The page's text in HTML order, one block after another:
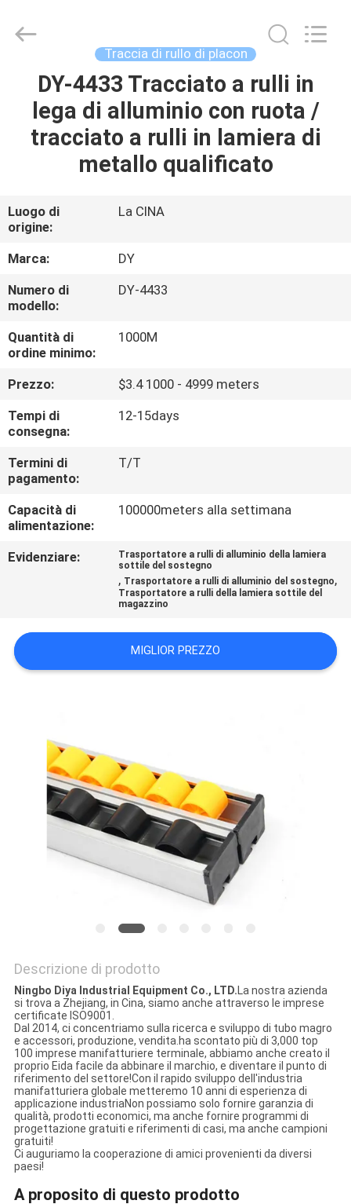
CASA
PRODOTTI
NOI
GIRO
DELLA
FABBRICA
CONTROLLO
DI
QUALITÀ
CONTATTICI
NOTIZIE
CASI
CITAZIONE
SITO
PRIVACY
POLICY
Equipment
Traccia di rullo di placon
DY-4433 Tracciato a rulli in
lega di alluminio con ruota /
tracciato a rulli in lamiera di
metallo qualificato
Luogo di
origine:
La CINA
Marca:
DY
Numero di
modello:
DY-4433
Quantità di
ordine minimo:
1000M
Prezzo:
$3.4 1000 - 4999 meters
Tempi di
consegna:
12-15days
Termini di
pagamento:
T/T
Capacità di
alimentazione:
100000meters alla settimana
Evidenziare:
Trasportatore a rulli di alluminio della lamiera
sottile del sostegno
, Trasportatore a rulli di alluminio del sostegno,
Trasportatore a rulli della lamiera sottile del
magazzino
MIGLIOR PREZZO
Descrizione di prodotto
Ningbo Diya Industrial Equipment Co., LTD.La nostra azienda
si trova a Zhejiang, in Cina, siamo anche attraverso le imprese
certificate ISO9001.
Dal 2014, ci concentriamo sulla ricerca e sviluppo di tubo magro
e accessori, produzione, vendita.ha scontato più di 3,000 top
100 imprese manifatturiere terminale, abbiamo anche creato il
proprio Eida facile da abbinare il marchio, e diventare il punto di
riferimento del settore!Con il rapido sviluppo dell'industria
manifatturiera globale metteremo 10 anni di esperienza di
applicazione industriaNon possiamo solo fornire garanzia di
qualità, prodotti economici, ma anche fornire programmi di
progettazione gratuiti e riferimenti di casi, ma anche campioni
gratuiti!
Ci auguriamo la cooperazione di amici provenienti da diversi
paesi!
A proposito di questo prodotto